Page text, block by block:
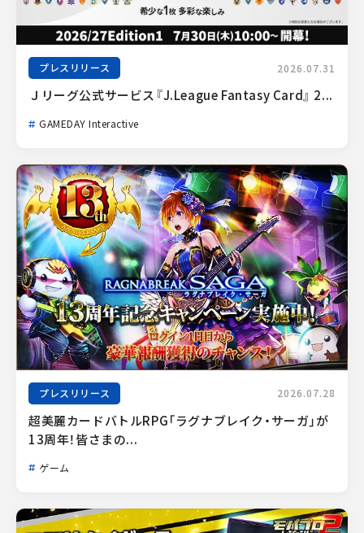
プレスリリース 2026.07.31
Ｊリーグ公式サービス『J.League Fantasy Card』 2...
GAMEDAY Interactive
プレスリリース 2026.07.28
超美麗カードバトルRPG「ラグナブレイク・サーガ」が
13周年！皆さまの...
ゲーム